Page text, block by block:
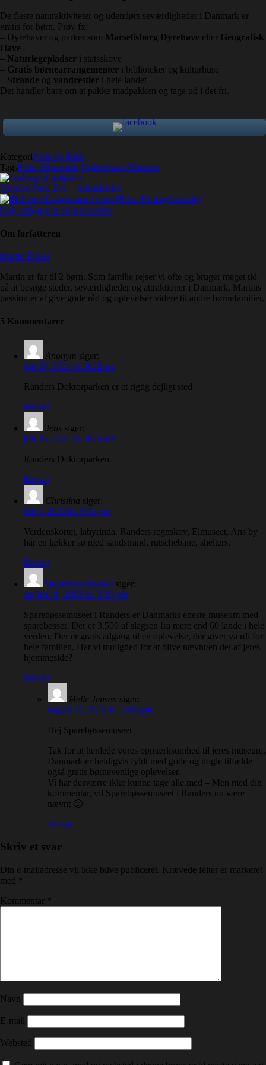
De fleste naturaktiviteter og udendørs seværdigheder i Danmark er
gratis for børn. Prøv fx:
– Dyrehaver og parker som Marselisborg Dyrehave eller Geografisk
Have
– Naturlegepladser i statsskove
– Gratis børnearrangementer i biblioteker og kulturhuse
– Strande og vandrestier i hele landet
Det handler bare om at pakke madpakken og tage ud i det fri.
KategoriFerie og Børn
TagsFerie i Danmark Oplevelser i Naturen
Jyllands Park Zoo – Anmeldelse
Højt beliggende skisportsteder
Om forfatteren
Martin Fisker
Martin er far til 2 børn. Som familie rejser vi ofte og bruger meget tid
på at besøge steder, seværdigheder og attraktioner i Danmark. Martins
passion er at give gode råd og oplevelser videre til andre børnefamilier.
5 Kommentarer
Anonym siger:
juli 15, 2021 kl. 8:22 am
Randers Doktorparken er et rigtig dejligt sted
Besvar
Jens siger:
juli 15, 2021 kl. 8:23 am
Randers Doktorparken.
Besvar
Christina siger:
juli 5, 2022 kl. 9:11 pm
Verdenskortet, labyrintia, Randers regnskov, Elmuseet, Ans by
har en lækker sø med sandstrand, rutschebane, shelters.
Besvar
Sparebøssemuseet siger:
august 11, 2022 kl. 5:29 pm
Sparebøssemuseet i Randers er Danmarks eneste museum med
sparebøsser. Der er 3.500 af slagsen fra mere end 60 lande i hele
verden. Der er gratis adgang til en oplevelse, der giver værdi for
hele familien. Har vi mulighed for at blive nævnt/en del af jeres
hjemmeside?
Besvar
Helle Jensen siger:
august 30, 2022 kl. 3:03 pm
Hej Sparebøssemuseet
Tak for at henlede vores opmærksomhed til jeres museum.
Danmark er heldigvis fyldt med gode og nogle tilfælde
også gratis børnevenlige oplevelser.
Vi har desværre ikke kunne tage alle med – Men med din
kommentar, vil Sparebøssemuseet i Randers nu være
nævnt 🙂
Besvar
Skriv et svar
Din e-mailadresse vil ikke blive publiceret.
Krævede felter er markeret
med
Kommentar
Navn
E-mail
Websted